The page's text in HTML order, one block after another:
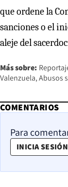
que ordene la
sanciones o el
aleje del
Más sobre:
Valenzuela Abusos
COMENTARIOS
Para
INICIA SESIÓN